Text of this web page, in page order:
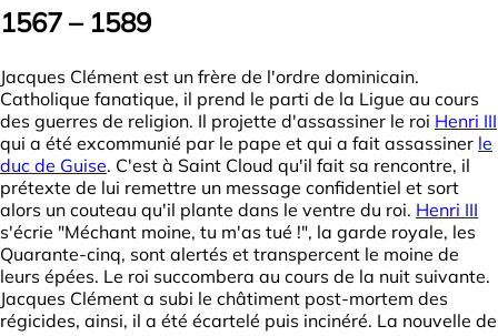
1567 – 1589
Jacques Clément est un frère de l'ordre dominicain.
Catholique fanatique, il prend le parti de la Ligue au cours
des guerres de religion. Il projette d'assassiner le roi Henri III
qui a été excommunié par le pape et qui a fait assassiner le
duc de Guise. C'est à Saint Cloud qu'il fait sa rencontre, il
prétexte de lui remettre un message confidentiel et sort
alors un couteau qu'il plante dans le ventre du roi. Henri III
s'écrie "Méchant moine, tu m'as tué !", la garde royale, les
Quarante-cinq, sont alertés et transpercent le moine de
leurs épées. Le roi succombera au cours de la nuit suivante.
Jacques Clément a subi le châtiment post-mortem des
régicides, ainsi, il a été écartelé puis incinéré. La nouvelle de